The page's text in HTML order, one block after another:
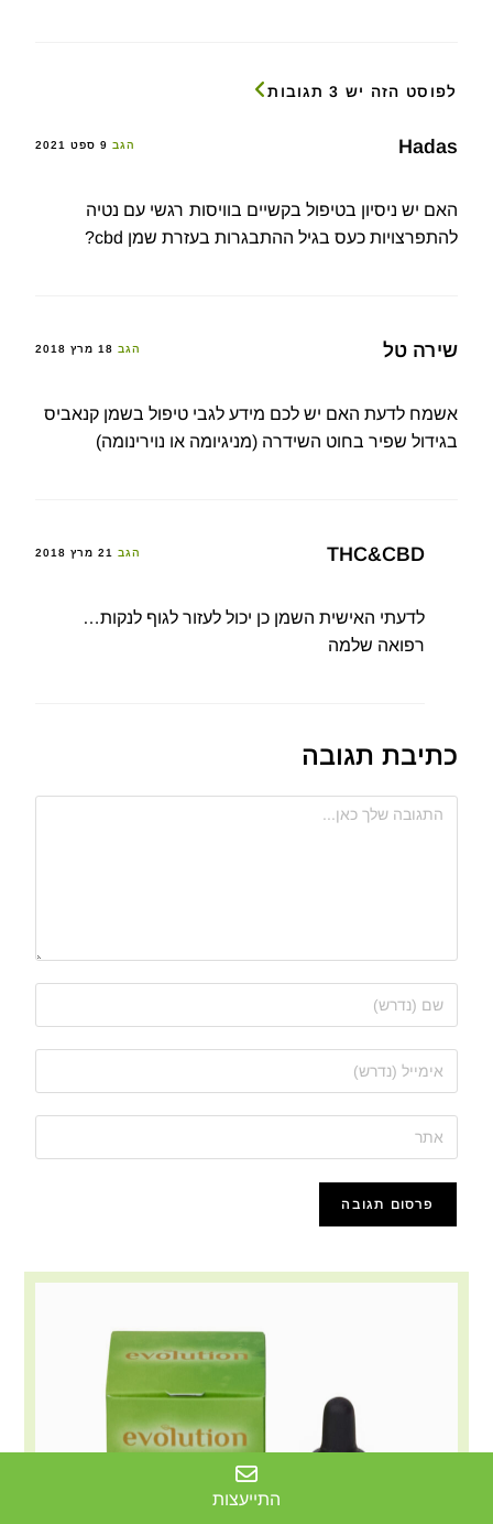
לפוסט הזה יש 3 תגובות
Hadas הגב 9 ספט 2021
האם יש ניסיון בטיפול בקשיים בוויסות רגשי עם נטיה
להתפרצויות כעס בגיל ההתבגרות בעזרת שמן cbd?
שירה טל הגב 18 מרץ 2018
אשמח לדעת האם יש לכם מידע לגבי טיפול בשמן קנאביס
בגידול שפיר בחוט השידרה (מניגיומה או נוירינומה)
THC&CBD הגב 21 מרץ 2018
לדעתי האישית השמן כן יכול לעזור לגוף לנקות…
רפואה שלמה
כתיבת תגובה
התייעצות